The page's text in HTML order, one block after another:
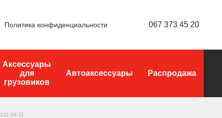
Политика конфиденциальности 067 373 45 20
Аксессуары
для
грузовиков
Автоаксессуары Распродажа
04-11